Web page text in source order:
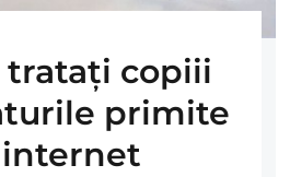
trataţi copiii
primite